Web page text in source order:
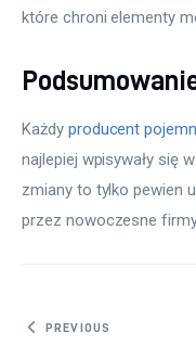
które chroni elementy
Każdy producent
najlepiej wpisywały się
zmiany to tylko pewien
przez nowoczesne
Nawigacja
PREVIOUS